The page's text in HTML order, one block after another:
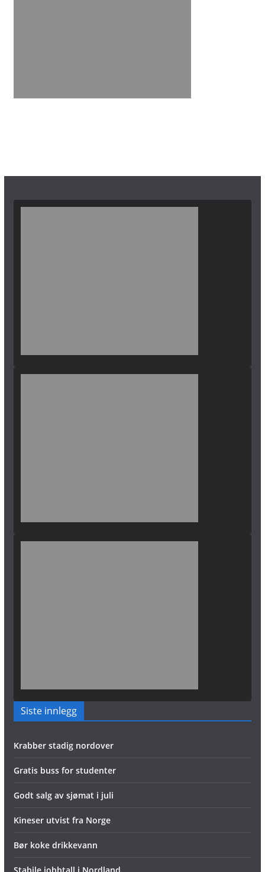
Siste innlegg
Krabber stadig nordover
Gratis buss for studenter
Godt salg av sjømat i juli
Kineser utvist fra Norge
Bør koke drikkevann